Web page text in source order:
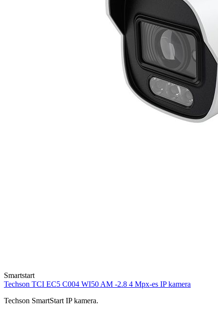
Smartstart
Techson TCI EC5 C004 WI50 AM -2.8 4 Mpx-es IP kamera
Techson SmartStart IP kamera.